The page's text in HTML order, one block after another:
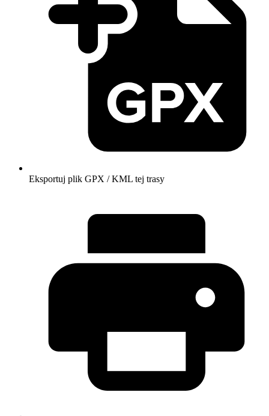
Eksportuj plik GPX / KML tej trasy